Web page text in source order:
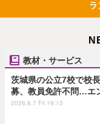
ラ
教材・サービス
茨城県の公立7校で校
募、教員免許不問…エ
2026.8.7 Fri 19:15